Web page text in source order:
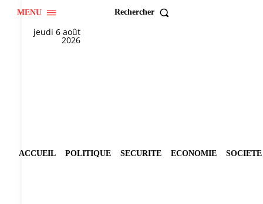
MENU Rechercher
jeudi 6 août
2026
ACCUEIL POLITIQUE SECURITE ECONOMIE SOCIETE